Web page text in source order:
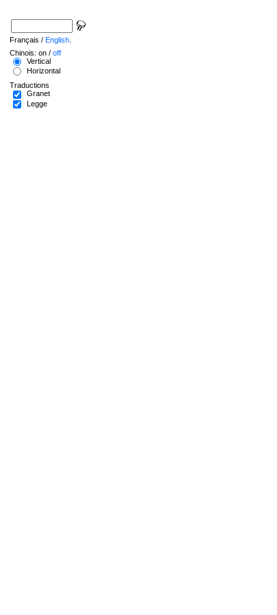
Français / English
Chinois: on / off
Vertical
Horizontal
Traductions
Granet
Legge